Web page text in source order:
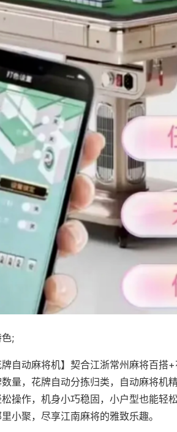
;
牌自动麻将机】契合江浙常州麻将百搭
量，花牌自动分拣归类，自动麻将机
操作，机身小巧稳固，小户型也能轻
小聚，尽享江南麻将的雅致乐趣。